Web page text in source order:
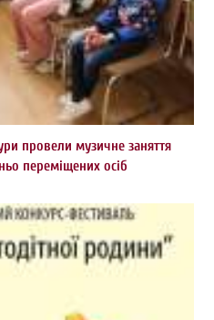
провели музичне заняття
переміщених осіб